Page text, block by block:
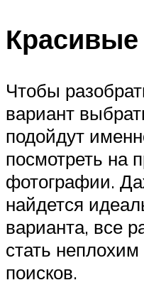
Чтобы
вариант
подойдут
посмотреть на
фотографии.
найдется
варианта, все
стать
поисков.